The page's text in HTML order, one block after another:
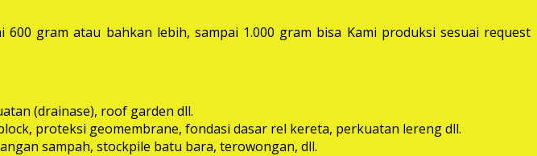
gram atau bahkan lebih, sampai 1.000 gram bisa Kami produksi sesuai request
(drainase), roof garden dll.
proteksi geomembrane, fondasi dasar rel kereta, perkuatan lereng dll.
sampah, stockpile batu bara, terowongan, dll.